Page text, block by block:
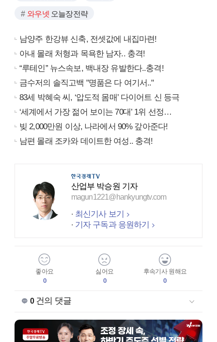
와우넷 오늘장전략
남양주 한강뷰 신축, 전셋값에 내집마련!
아내 몰래 처형과 목욕한 남자.. 충격!
“루테인” 뉴스속보, 백내장 유발한다..충격!
금수저의 솔직고백 "명품은 다 여기서.."
83세 박혜숙 씨, ‘압도적 몸매’ 다이어트 신 등극
‘세계에서 가장 젊어 보이는 70대’ 1위 선정…
빚 2,000만원 이상, 나라에서 90% 갚아준다!
남편 몰래 조카와 데이트한 여성.. 충격!
산업부 박승원 기자
magun1221@hankyungtv.com
최신기사 보기
기자 구독과 응원하기
좋아요
0
싫어요
0
후속기사 원해요
0
0건의 댓글